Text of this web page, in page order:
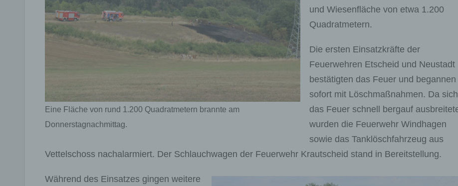
Eine Fläche von rund 1.200 Quadratmetern brannte am
Donnerstagnachmittag.
und Wiesenfläche von etwa 1.200
Quadratmetern.
Die ersten Einsatzkräfte der
Feuerwehren Etscheid und Neustadt
bestätigten das Feuer und begannen
sofort mit Löschmaßnahmen. Da sich
das Feuer schnell bergauf
wurden die Feuerwehr Windhagen
sowie das Tanklöschfahrzeug aus
Vettelschoss nachalarmiert. Der Schlauchwagen der Feuerwehr Krautscheid stand in Bereitstellung.
Während des Einsatzes gingen weitere